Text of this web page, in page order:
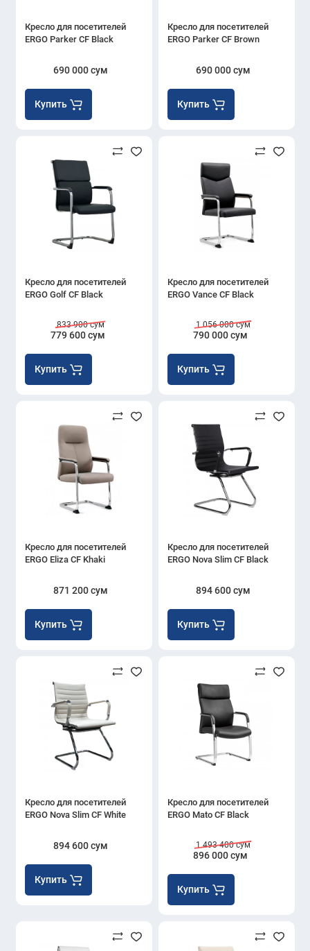
Кресло для посетителей
ERGO Parker CF Black
690 000 сум
Купить
Кресло для посетителей
ERGO Parker CF Brown
690 000 сум
Купить
Кресло для посетителей
ERGO Golf CF Black
779 600 сум
833 900 сум
Купить
Кресло для посетителей
ERGO Vance CF Black
790 000 сум
1 056 000 сум
Купить
Кресло для посетителей
ERGO Eliza CF Khaki
871 200 сум
Купить
Кресло для посетителей
ERGO Nova Slim CF Black
894 600 сум
Купить
Кресло для посетителей
ERGO Nova Slim CF White
894 600 сум
Купить
Кресло для посетителей
ERGO Mato CF Black
896 000 сум
1 493 400 сум
Купить